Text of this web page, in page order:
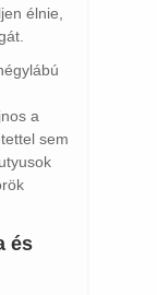
élnie,
a
sem
és